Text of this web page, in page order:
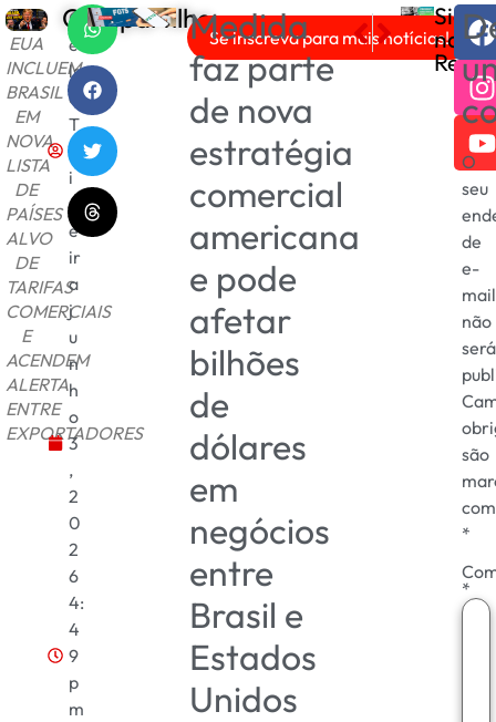
EUA
INCLUEM
BRASIL
EM
NOVA
LISTA
DE
PAÍSES
ALVO
DE
TARIFAS
COMERCIAIS
E
ACENDEM
ALERTA
ENTRE
EXPORTADORES
C
e
ls
o
T
e
i
x
e
ir
a
j
u
n
h
o
3
,
2
0
2
6
4:
4
9
p
m
Compartilhe
Se inscreva para mais notícias!
Medida
faz parte
de nova
estratégia
comercial
americana
e pode
afetar
bilhões
de
dólares
em
negócios
entre
Brasil e
Estados
Unidos
ANTERIOR
O que é chicória?
PRÓXIMO
NOVA TAXAÇÃO DOS
nas
Redes
O
seu
de
e-
mail
não
será
são
com
*
*